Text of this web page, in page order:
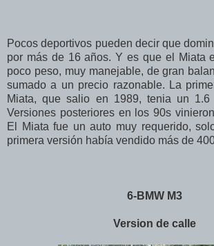
Pocos deportivos pueden decir que
por más de 16 años. Y es que el Miata
poco peso, muy manejable, de gran
sumado a un precio razonable. La
Miata, que salio en 1989, tenia un
Versiones posteriores en los 90s
El Miata fue un auto muy requerido,
primera versión había vendido más de
6-BMW M3
Version de calle